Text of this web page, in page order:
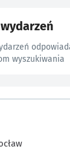
wyszukiwania